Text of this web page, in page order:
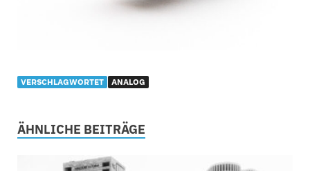
VERSCHLAGWORTET ANALOG
ÄHNLICHE BEITRÄGE